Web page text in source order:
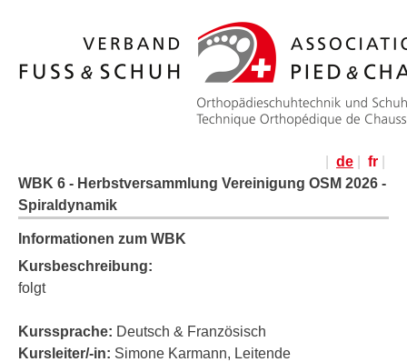
de fr
WBK 6 - Herbstversammlung Vereinigung OSM 2026 -
Spiraldynamik
Informationen zum WBK
Kursbeschreibung:
folgt
Kurssprache: Deutsch & Französisch
Kursleiter/-in: Simone Karmann, Leitende